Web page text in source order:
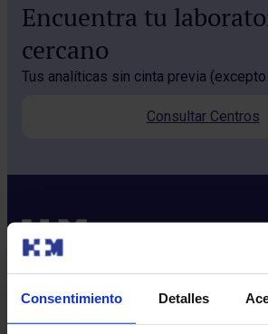
Consentimiento Detalles
Encuentra tu
cercano
Tus analíticas sin cinta previa
Consultar Centros